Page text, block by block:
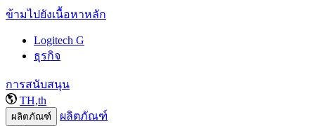
ข้ามไปยังเนื้อหาหลัก
Logitech G
ธุรกิจ
การสนับสนุน
TH,th
ผลิตภัณฑ์ ผลิตภัณฑ์